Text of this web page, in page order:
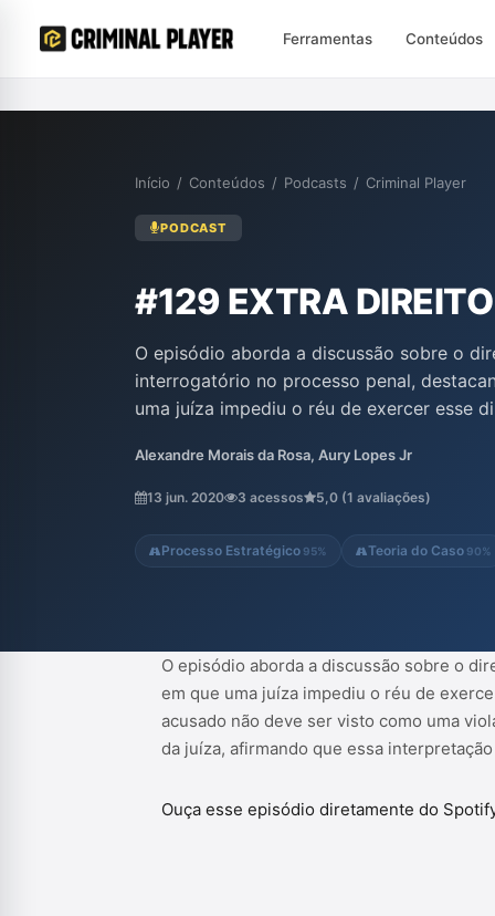
Ferramentas Conteúdos
Início / Conteúdos / Podcasts / Criminal Player
PODCAST
#129 EXTRA
O episódio aborda a discussão sobre o
interrogatório no processo penal,
uma juíza impediu o réu de exercer esse
visto como uma violação do
legítima de defesa. Eles criticam a
Alexandre Morais da Rosa, Aury Lopes Jr
13 jun. 2020 3 acessos 5,0 (1 avaliações)
Processo Estratégico 95% Teoria do Caso 90%
O episódio aborda a discussão sobre o
em que uma juíza impediu o réu de
acusado não deve ser visto como uma
da juíza, afirmando que essa
Ouça esse episódio diretamente do